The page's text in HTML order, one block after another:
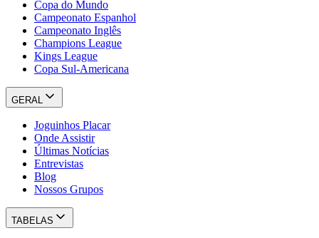
Copa do Mundo
Campeonato Espanhol
Campeonato Inglês
Champions League
Kings League
Copa Sul-Americana
GERAL
Joguinhos Placar
Onde Assistir
Últimas Notícias
Entrevistas
Blog
Nossos Grupos
TABELAS